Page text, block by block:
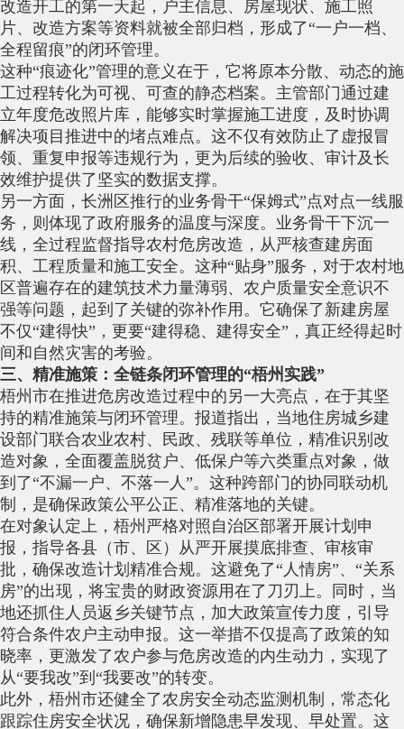
改造开工的第一天起，户主信息、房屋现状、施工照
片、改造方案等资料就被全部归档，形成了“一户一档、
全程留痕”的闭环管理。
这种“痕迹化”管理的意义在于，它将原本分散、动态的施
工过程转化为可视、可查的静态档案。主管部门通过建
立年度危改照片库，能够实时掌握施工进度，及时协调
解决项目推进中的堵点难点。这不仅有效防止了虚报冒
领、重复申报等违规行为，更为后续的验收、审计及长
效维护提供了坚实的数据支撑。
另一方面，长洲区推行的业务骨干“保姆式”点对点一线服
务，则体现了政府服务的温度与深度。业务骨干下沉一
线，全过程监督指导农村危房改造，从严核查建房面
积、工程质量和施工安全。这种“贴身”服务，对于农村地
区普遍存在的建筑技术力量薄弱、农户质量安全意识不
强等问题，起到了关键的弥补作用。它确保了新建房屋
不仅“建得快”，更要“建得稳、建得安全”，真正经得起时
间和自然灾害的考验。
三、精准施策：全链条闭环管理的“梧州实践”
梧州市在推进危房改造过程中的另一大亮点，在于其坚
持的精准施策与闭环管理。报道指出，当地住房城乡建
设部门联合农业农村、民政、残联等单位，精准识别改
造对象，全面覆盖脱贫户、低保户等六类重点对象，做
到了“不漏一户、不落一人”。这种跨部门的协同联动机
制，是确保政策公平公正、精准落地的关键。
在对象认定上，梧州严格对照自治区部署开展计划申
报，指导各县（市、区）从严开展摸底排查、审核审
批，确保改造计划精准合规。这避免了“人情房”、“关系
房”的出现，将宝贵的财政资源用在了刀刃上。同时，当
地还抓住人员返乡关键节点，加大政策宣传力度，引导
符合条件农户主动申报。这一举措不仅提高了政策的知
晓率，更激发了农户参与危房改造的内生动力，实现了
从“要我改”到“我要改”的转变。
此外，梧州市还健全了农房安全动态监测机制，常态化
跟踪住房安全状况，确保新增隐患早发现、早处置。这